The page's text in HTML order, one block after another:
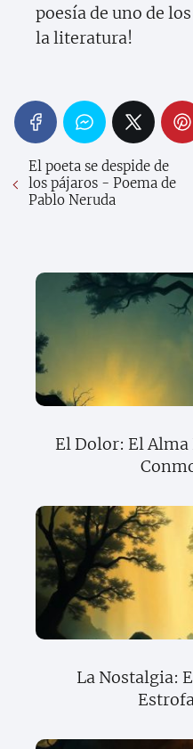
poesía de uno de
la literatura!
El poeta se despide de
los pájaros - Poema de
Pablo Neruda
El Dolor: El Alma
La Nostalgia: